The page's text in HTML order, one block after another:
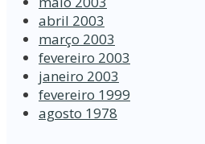
abril 2003
março 2003
fevereiro 2003
janeiro 2003
fevereiro 1999
agosto 1978